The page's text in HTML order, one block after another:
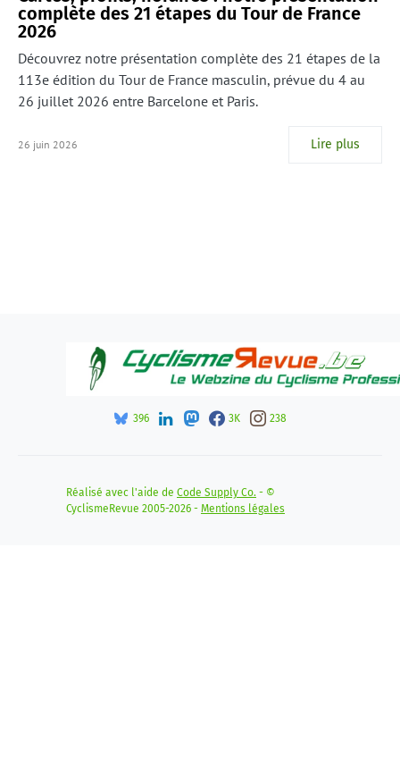
complète des 21 étapes du Tour de France
2026
Découvrez notre présentation complète des 21 étapes de la
113e édition du Tour de France masculin, prévue du 4 au
26 juillet 2026 entre Barcelone et Paris.
26 juin 2026 Lire plus
396 3K 238
Réalisé avec l'aide de Code Supply Co. - ©
CyclismeRevue 2005-2026 - Mentions légales